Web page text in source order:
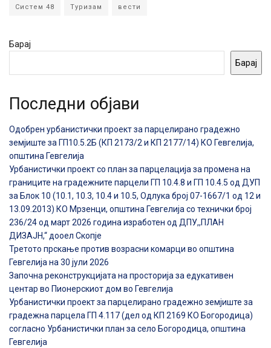
Систем 48 Туризам вести
Барај
Барај
Последни објави
Одобрен урбанистички проект за парцелирано градежно
земјиште за ГП10.5.2Б (КП 2173/2 и КП 2177/14) КО Гевгелија,
општина Гевгелија
Урбанистички проект со план за парцелација за промена на
границите на градежните парцели ГП 10.4.8 и ГП 10.4.5 од ДУП
за Блок 10 (10.1, 10.3, 10.4 и 10.5, Одлука број 07-1667/1 од 12 и
13.09.2013) КО Мрзенци, општина Гевгелија со технички број
236/24 од март 2026 година изработен од ДПУ,,ПЛАН
ДИЗАЈН,“ дооел Скопје
Третото прскање против возрасни комарци во општина
Гевгелија на 30 јули 2026
Започна реконструкцијата на просторија за едукативен
центар во Пионерскиот дом во Гевгелија
Урбанистички проект за парцелирано градежно земјиште за
градежна парцела ГП 4.117 (дел од КП 2169 КО Богородица)
согласно Урбанистички план за село Богородица, општина
Гевгелија